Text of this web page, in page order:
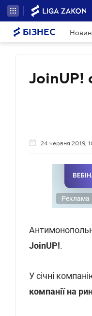
БІЗНЕС
JoinUP!
24 червня 2019,
Реклама
JoinUP!.
У січні
компанії на